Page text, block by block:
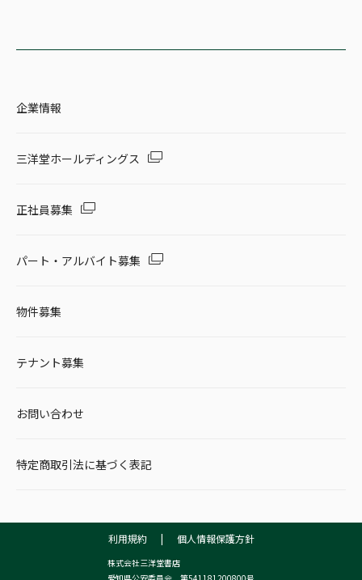
企業情報
三洋堂ホールディングス
正社員募集
パート・アルバイト募集
物件募集
テナント募集
お問い合わせ
特定商取引法に基づく表記
利用規約 | 個人情報保護方針
株式会社三洋堂書店